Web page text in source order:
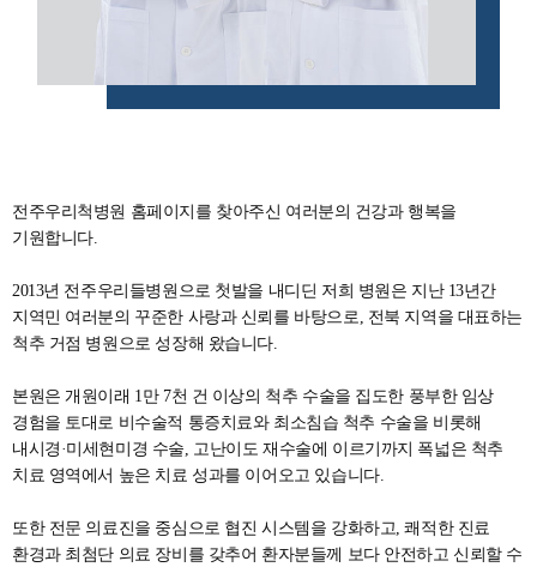
전주우리척병원 홈페이지를 찾아주신 여러분의 건강과 행복을
기원합니다.
2013년 전주우리들병원으로 첫발을 내디딘 저희 병원은 지난 13년간
지역민 여러분의 꾸준한 사랑과 신뢰를 바탕으로, 전북 지역을 대표하는
척추 거점 병원으로 성장해 왔습니다.
본원은 개원이래 1만 7천 건 이상의 척추 수술을 집도한 풍부한 임상
경험을 토대로 비수술적 통증치료와 최소침습 척추 수술을 비롯해
내시경·미세현미경 수술, 고난이도 재수술에 이르기까지 폭넓은 척추
치료 영역에서 높은 치료 성과를 이어오고 있습니다.
또한 전문 의료진을 중심으로 협진 시스템을 강화하고, 쾌적한 진료
환경과 최첨단 의료 장비를 갖추어 환자분들께 보다 안전하고 신뢰할 수